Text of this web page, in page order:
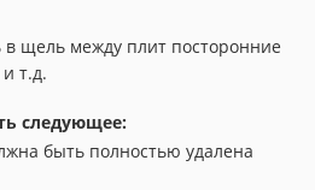
в щель между плит посторонние
т.д.
следующее:
быть полностью удалена